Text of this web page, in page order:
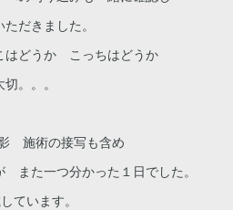
だきました。
どうか こっちはどうか
。。。
施術の接写も含め
また一つ分かった１日でした。
ています。